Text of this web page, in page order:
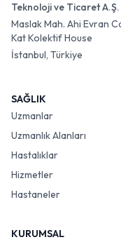
Teknoloji ve Ticaret A.Ş.
Maslak Mah. Ahi Evran
Kat Kolektif House
İstanbul, Türkiye
SAĞLIK
Uzmanlar
Uzmanlık Alanları
Hastalıklar
Hizmetler
Hastaneler
KURUMSAL